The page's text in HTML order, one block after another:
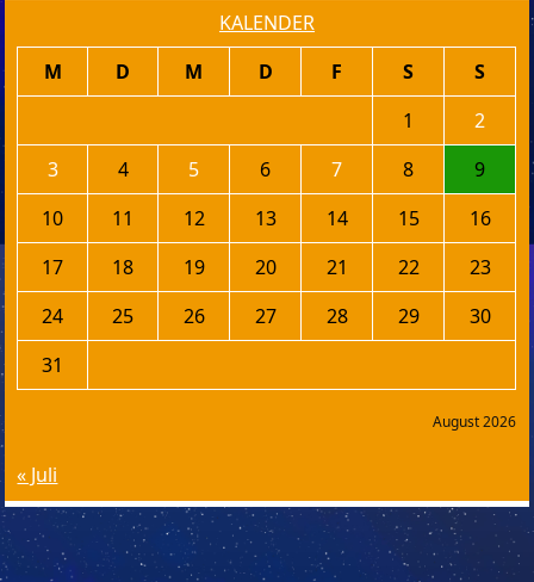
KALENDER
August 2026
M D M D F S
S
1
2
3
4 5 6 7 8
9
10
11 12 13 14 15
16
17
18 19 20 21 22
23
24
25 26 27 28 29
30
31
« Juli